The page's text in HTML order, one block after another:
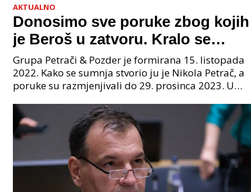
AKTUALNO
Donosimo sve poruke zbog kojih
je Beroš u zatvoru. Kralo se
godinama. Tko će iz vlade biti
sljedeći uhićen?
Grupa Petrači & Pozder je formirana 15. listopada
2022. Kako se sumnja stvorio ju je Nikola Petrač, a
poruke su razmjenjivali do 29. prosinca 2023. U